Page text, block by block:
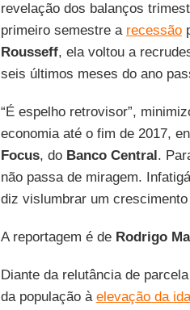
revelação dos balanços
primeiro semestre a recessão
Rousseff, ela voltou a
seis últimos meses do ano
“É espelho retrovisor”,
economia até o fim de 2017,
Focus, do Banco Central.
não passa de miragem.
diz vislumbrar um
A reportagem é de Rodrigo
Diante da relutância de
da população à elevação da